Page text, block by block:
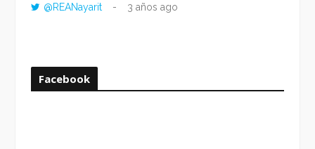
@REANayarit
3 años ago
Facebook